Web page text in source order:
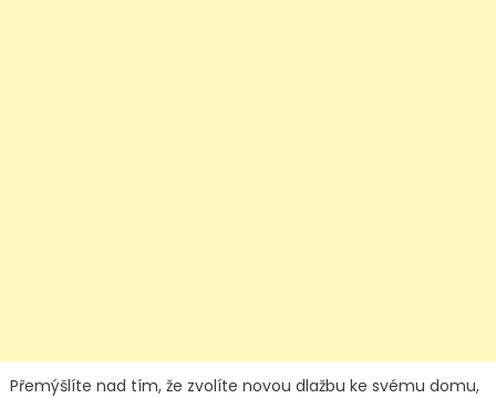
Přemýšlíte nad tím, že zvolíte novou dlažbu ke svému domu,